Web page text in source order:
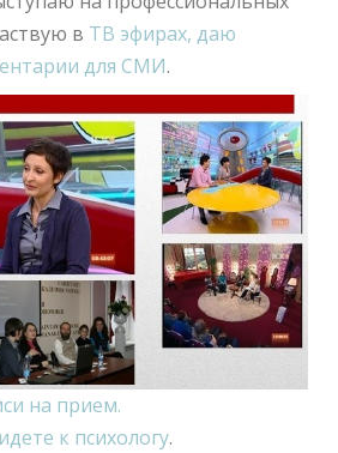
в ТВ эфирах, даю
для СМИ.
на прием.
к психологу.